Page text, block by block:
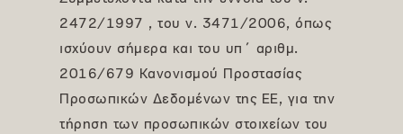
2472/1997 , του ν. 3471/2006, όπως
ισχύουν σήμερα και του υπ΄ αριθμ.
2016/679 Κανονισμού Προστασίας
Προσωπικών Δεδομένων της ΕΕ, για την
τήρηση των προσωπικών στοιχείων του